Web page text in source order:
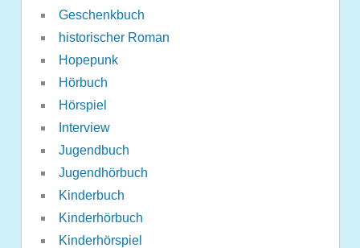
Geschenkbuch
historischer Roman
Hopepunk
Hörbuch
Hörspiel
Interview
Jugendbuch
Jugendhörbuch
Kinderbuch
Kinderhörbuch
Kinderhörspiel